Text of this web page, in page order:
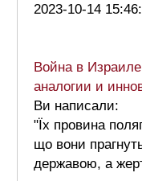
2023-10-14
Война в
аналогии и
Ви написали:
"Їх провина
що вони
державою, а